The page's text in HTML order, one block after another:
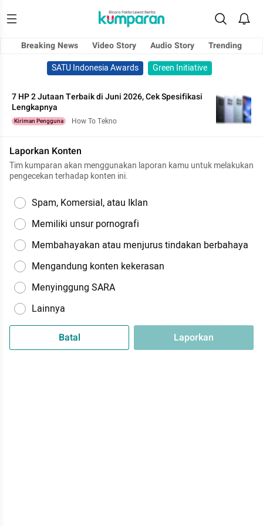
Breaking News Video Story Audio Story
Trending
SATU Indonesia Awards
Green Initiative
7 HP 2 Jutaan Terbaik di Juni 2026, Cek Spesifikasi
Lengkapnya
Kiriman Pengguna How To Tekno
Laporkan Konten
Tim kumparan akan menggunakan laporan kamu untuk melakukan
pengecekan terhadap konten ini.
Spam, Komersial, atau Iklan
Memiliki unsur pornografi
Membahayakan atau menjurus tindakan berbahaya
Mengandung konten kekerasan
Menyinggung SARA
Lainnya
Batal Laporkan